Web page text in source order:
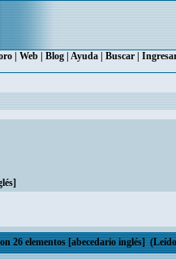
Web Blog Ayuda Buscar
26 elementos [abecedario inglés] (Leído